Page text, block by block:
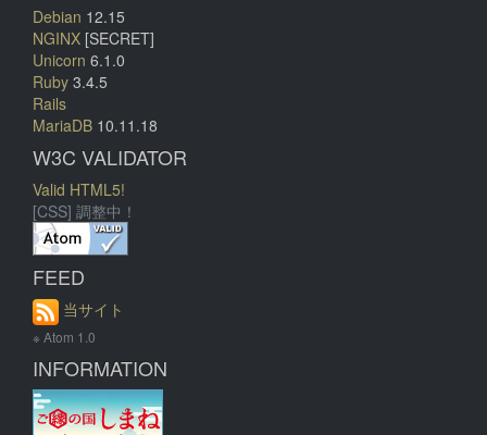
Debian 12.15
NGINX [SECRET]
Unicorn 6.1.0
Ruby 3.4.5
Rails
MariaDB 10.11.18
W3C VALIDATOR
Valid HTML5!
[CSS] 調整中！
FEED
当サイト
※ Atom 1.0
INFORMATION